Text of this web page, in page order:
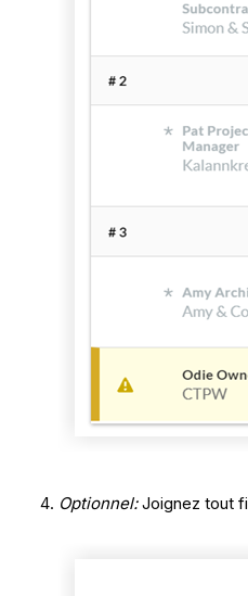
Optionnel:Joignez tout